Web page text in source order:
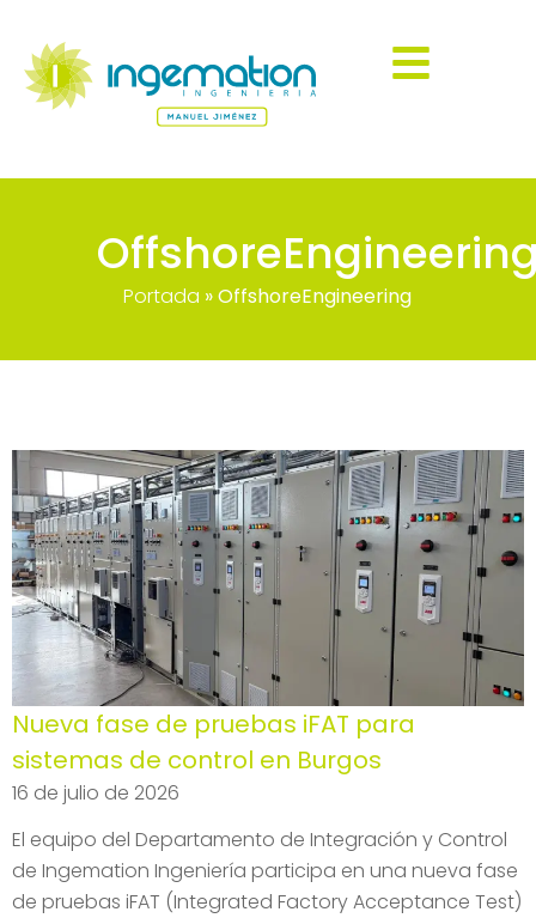
Portada »OffshoreEngineering
Nueva fase de pruebas iFAT para
sistemas de control en Burgos
16 de julio de 2026
El equipo del Departamento de Integración y Control
de Ingemation Ingeniería participa en una nueva fase
de pruebas iFAT (Integrated Factory Acceptance Test)